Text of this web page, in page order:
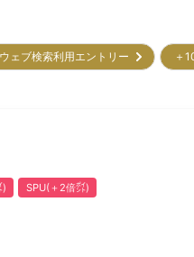
ウェブ検索利用エントリー
＋
) SPU(＋2倍㌽)